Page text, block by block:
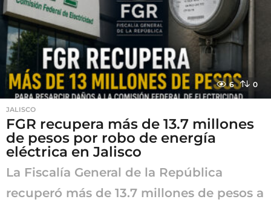
g
o
6 0
JALISCO
FGR recupera más de 13.7 millones
de pesos por robo de energía
eléctrica en Jalisco
La Fiscalía General de la República
recuperó más de 13.7 millones de pesos a